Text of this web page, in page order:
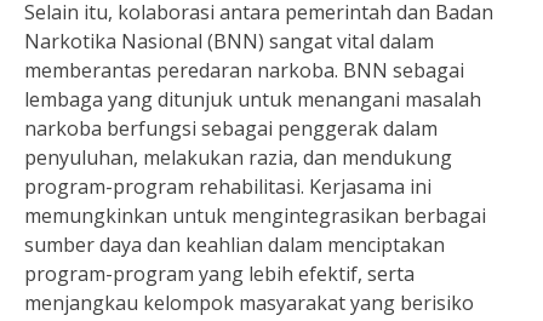
Selain itu, kolaborasi antara pemerintah dan Badan
Narkotika Nasional (BNN) sangat vital dalam
memberantas peredaran narkoba. BNN sebagai
lembaga yang ditunjuk untuk menangani masalah
narkoba berfungsi sebagai penggerak dalam
penyuluhan, melakukan razia, dan mendukung
program-program rehabilitasi. Kerjasama ini
memungkinkan untuk mengintegrasikan berbagai
sumber daya dan keahlian dalam menciptakan
program-program yang lebih efektif, serta
menjangkau kelompok masyarakat yang berisiko